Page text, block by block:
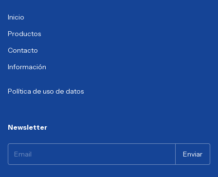
Inicio
Productos
Contacto
Información
Política de uso de datos
Newsletter